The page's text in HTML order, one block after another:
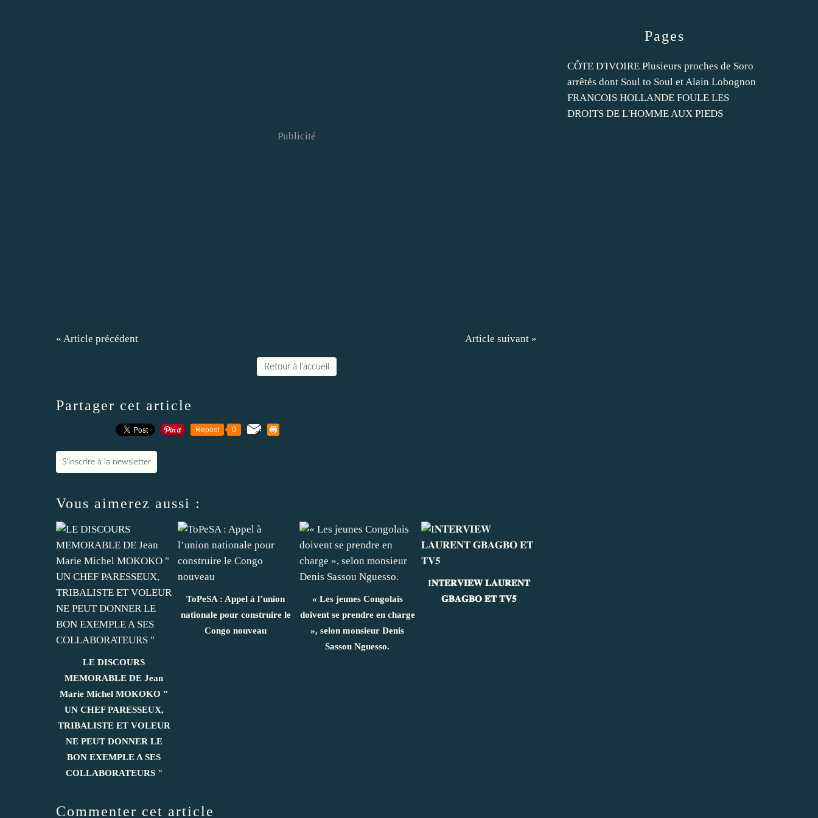
Publicité
« Article précédent Article suivant »
Retour à l'accueil
Partager cet article
Repost 0
S'inscrire à la newsletter
Vous aimerez aussi :
LE DISCOURS
MEMORABLE DE Jean
Marie Michel MOKOKO "
UN CHEF PARESSEUX,
TRIBALISTE ET VOLEUR
NE PEUT DONNER LE
BON EXEMPLE A SES
COLLABORATEURS "
ToPeSA : Appel à l’union
nationale pour construire le
Congo nouveau
« Les jeunes Congolais
doivent se prendre en charge
», selon monsieur Denis
Sassou Nguesso.
I𝐍𝐓𝐄𝐑𝐕𝐈𝐄𝐖 𝐋𝐀𝐔𝐑𝐄𝐍𝐓
𝐆𝐁𝐀𝐆𝐁𝐎 𝐄𝐓 𝐓𝐕𝟓
Commenter cet article
Pages
CÔTE D'IVOIRE Plusieurs proches de Soro
arrêtés dont Soul to Soul et Alain Lobognon
FRANCOIS HOLLANDE FOULE LES
DROITS DE L'HOMME AUX PIEDS